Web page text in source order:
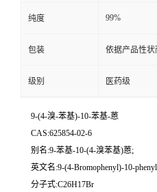
纯度 99%
包装 依据产品性
级别 医药级
9-(4-溴-苯基)-10-苯基-蒽
CAS:625854-02-6
别名:9-苯基-10-(4-溴苯基)蒽;
英文名:9-(4-Bromophenyl)-10-
分子式:C26H17Br